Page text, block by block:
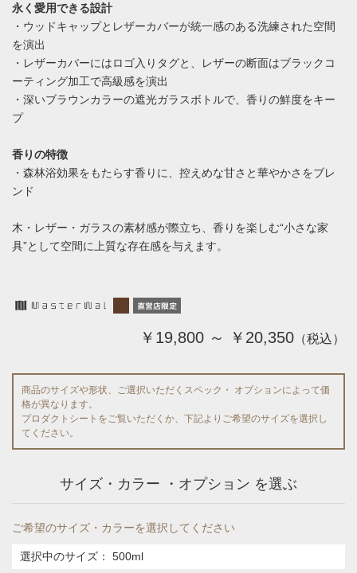
永く愛用できる設計
・ウッドキャップとレザーカバーが統一感のある洗練された空間
を演出
・レザーカバーにはロゴ入りタグと、レザーの断面はブラックコ
ーティング加工で高級感を演出
・深いブラウンカラーの遮光ガラスボトルで、香りの鮮度をキー
プ
香りの特徴
・森林浴効果をもたらす香りに、控えめな甘さと華やかさをブレ
ンド
木・レザー・ガラスの素材感が際立ち、香りを楽しむ“小さな家
具”として空間に上質な存在感を与えます。
￥19,800 ～ ￥20,350 （税込）
商品のサイズや形状、ご選択いただくスペック・ オプションによって価
格が異なります。
プロダクトシートをご覧いただくか、下記よりご希望のサイズを選択し
てください。
サイズ・カラー ・オプション を選ぶ
ご希望のサイズ・カラーを選択してください
選択中のサイズ：
500ml